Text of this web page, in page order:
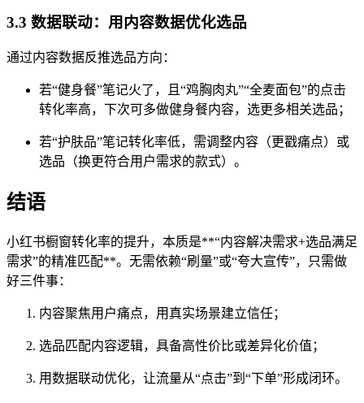
3.3 数据联动：用内容数据优化选品
通过内容数据反推选品方向：
若“健身餐”笔记火了，且“鸡胸肉丸”“全麦面包”的点击
转化率高，下次可多做健身餐内容，选更多相关选品；
若“护肤品”笔记转化率低，需调整内容（更戳痛点）或
选品（换更符合用户需求的款式）。
结语
小红书橱窗转化率的提升，本质是**“内容解决需求+选品满足
需求”的精准匹配**。无需依赖“刷量”或“夸大宣传”，只需做
好三件事：
内容聚焦用户痛点，用真实场景建立信任；
选品匹配内容逻辑，具备高性价比或差异化价值；
用数据联动优化，让流量从“点击”到“下单”形成闭环。